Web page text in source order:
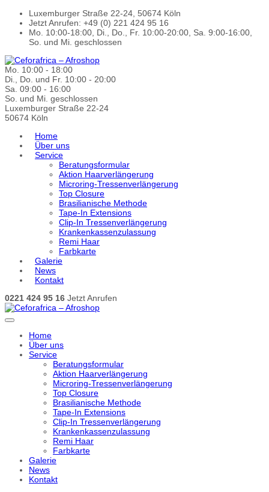
Luxemburger Straße 22-24, 50674 Köln
Jetzt Anrufen: +49 (0) 221 424 95 16
Mo. 10:00-18:00, Di., Do., Fr. 10:00-20:00, Sa. 9:00-16:00,
So. und Mi. geschlossen
Mo. 10:00 - 18:00
Di., Do. und Fr. 10:00 - 20:00
Sa. 09:00 - 16:00
So. und Mi. geschlossen
Luxemburger Straße 22-24
50674 Köln
Home
Über uns
Service
Beratungsformular
Aktion Haarverlängerung
Microring-Tressenverlängerung
Top Closure
Brasilianische Methode
Tape-In Extensions
Clip-In Tressenverlängerung
Krankenkassenzulassung
Remi Haar
Farbkarte
Galerie
News
Kontakt
0221 424 95 16 Jetzt Anrufen
Home
Über uns
Service
Beratungsformular
Aktion Haarverlängerung
Microring-Tressenverlängerung
Top Closure
Brasilianische Methode
Tape-In Extensions
Clip-In Tressenverlängerung
Krankenkassenzulassung
Remi Haar
Farbkarte
Galerie
News
Kontakt